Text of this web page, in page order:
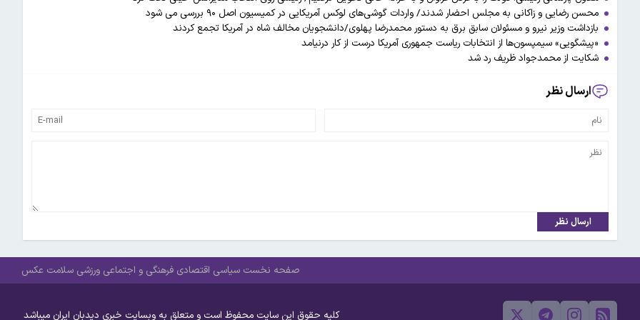
محسن رضایی و زاکانی به مجلس احضار شدند/ واردات گوشی‌های لوکس آمریکایی در کمیسیون اصل ۹۰ بررسی می شود
بازداشت وزیر نیرو و مسئولان سابق برق به دستور محمدرضا پهلوی/دانشجویان مخالف شاه در آمریکا تجمع کردند
«پیشگویی» سیمپسون‌ها از انتخابات ریاست جمهوری آمریکا درست از کار درنیامد
شکایت از محمدجواد ظریف رد شد
ارسال نظر
ارسال نظر
صفحه نخست سیاسی اقتصادی فرهنگی و اجتماعی ورزشی سلامت عکس
کلیه حقوق این سایت محفوظ است و متعلق به وبسایت خبری دیدبان ایران میباشد